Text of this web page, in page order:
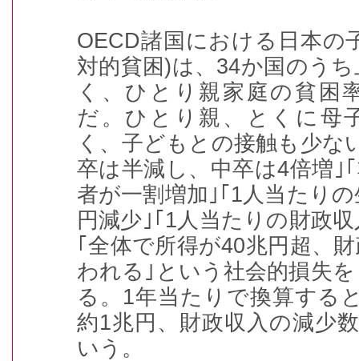
OECD諸国における日本の
対的貧困)は、34か国のう
く、ひとり親家庭の貧困
だ。ひとり親、とくに母
く、子どもとの接触も少な
卒は半減し、中卒は4倍増｣
者が一割増加｣｢1人当たり
円減少｣｢1人当たりの財政
｢全体で所得が40兆円超、
われる｣という社会的損失
る。1年当たりで換算する
約1兆円、財政収入の減少
いう。